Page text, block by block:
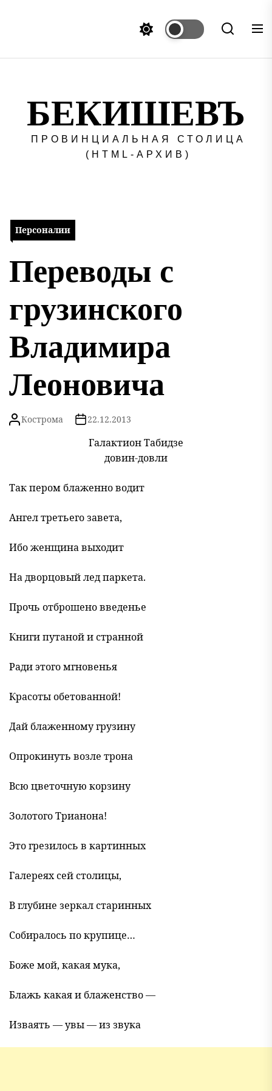
БЕКИШЕВЪ
ПРОВИНЦИАЛЬНАЯ СТОЛИЦА
(HTML-АРХИВ)
Персоналии
Переводы с
грузинского
Владимира
Леоновича
Кострома 22.12.2013
Галактион Табидзе
довин-довли
Так пером блаженно водит
Ангел третьего завета,
Ибо женщина выходит
На дворцовый лед паркета.
Прочь отброшено введенье
Книги путаной и странной
Ради этого мгновенья
Красоты обетованной!
Дай блаженному грузину
Опрокинуть возле трона
Всю цветочную корзину
Золотого Трианона!
Это грезилось в картинных
Галереях сей столицы,
В глубине зеркал старинных
Собиралось по крупице…
Боже мой, какая мука,
Блажь какая и блаженство —
Изваять — увы — из звука